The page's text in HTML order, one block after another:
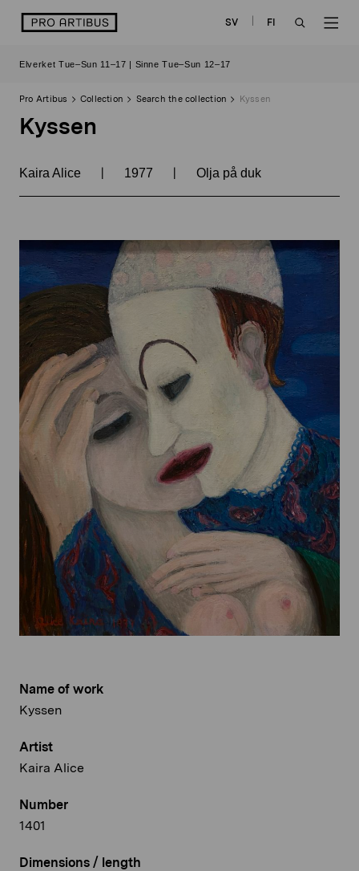
logo SV
FI
Elverket Tue–Sun 11–17 | Sinne Tue–Sun 12–17
Pro Artibus Collection Search the collection Kyssen
Kyssen
Kaira Alice | 1977 | Olja på duk
Name of work
Kyssen
Artist
Kaira Alice
Number
1401
Dimensions / length